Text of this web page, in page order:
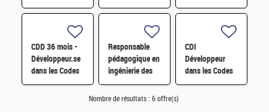
combustible à
réacteur par
simulation
Monte-Carlo
Monte-Carlo de
TRIPOLI-5 H/F
CDD 36 mois -
Développeur.se
dans les Codes
de Traitement
Responsable
pédagogique en
ingénierie des
réacteurs F/H
CDI
Développeur
dans les Codes
de traitement
Nombre de résultats : 6 offre(s)